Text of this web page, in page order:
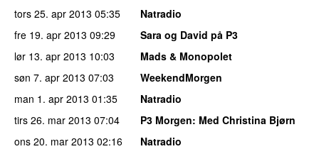
tors 25. apr 2013 05:35
Natradio
fre 19. apr 2013 09:29
Sara og David på P3
lør 13. apr 2013 10:03
Mads & Monopolet
søn 7. apr 2013 07:03
WeekendMorgen
man 1. apr 2013 01:35
Natradio
tirs 26. mar 2013 07:04 P3 Morgen: Med Christina Bjørn
ons 20. mar 2013 02:16
Natradio